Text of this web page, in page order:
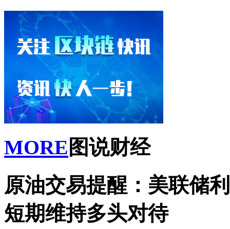
MORE 图说财经
原油交易提醒：美联储
短期维持多头对待